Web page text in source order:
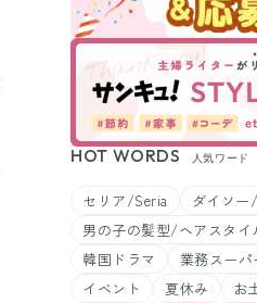
HOT WORDS 人気ワード
セリア/Seria
ダイソー
男の子の髪型/ヘアスタイ
韓国ドラマ
業務スーパ
イベント
夏休み お